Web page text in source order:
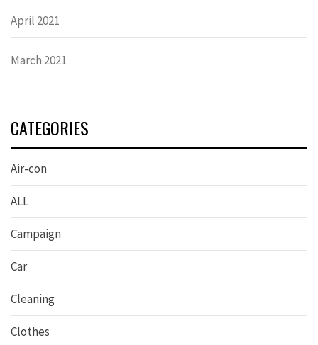
April 2021
March 2021
CATEGORIES
Air-con
ALL
Campaign
Car
Cleaning
Clothes